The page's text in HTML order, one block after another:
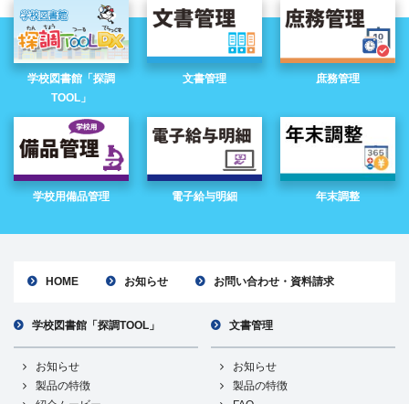
学校図書館「探調
TOOL」
文書管理 庶務管理
学校用備品管理 電子給与明細 年末調整
HOME お知らせ お問い合わせ・資料請求
学校図書館「探調TOOL」
お知らせ
製品の特徴
文書管理
お知らせ
製品の特徴